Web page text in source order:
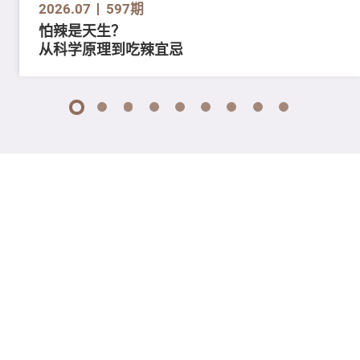
2026.07 597期
怕辣是天生？
从科学原理到吃辣宜忌
1 2 3 4 5 6 7 8 9